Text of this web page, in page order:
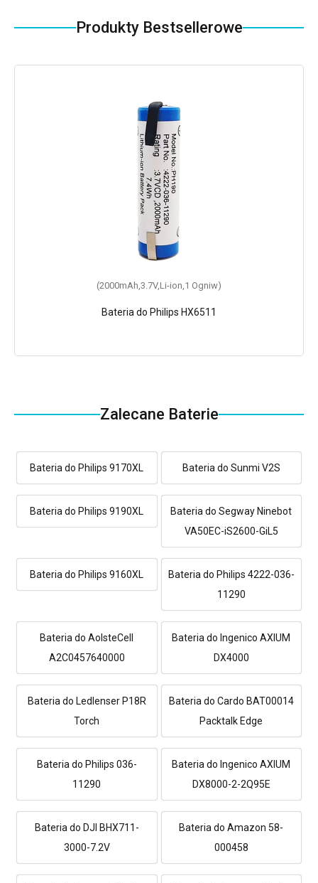
Produkty Bestsellerowe
(2000mAh,3.7V,Li-ion,1 Ogniw)
Bateria do Philips HX6511
Zalecane Baterie
Bateria do Philips 9170XL Bateria do Sunmi V2S
Bateria do Philips 9190XL
Bateria do Segway Ninebot
VA50EC-iS2600-GiL5
Bateria do Philips 9160XL
Bateria do Philips 4222-036-
11290
Bateria do AolsteCell
A2C0457640000
Bateria do Ingenico AXIUM
DX4000
Bateria do Ledlenser P18R
Torch
Bateria do Cardo BAT00014
Packtalk Edge
Bateria do Philips 036-
11290
Bateria do Ingenico AXIUM
DX8000-2-2Q95E
Bateria do DJI BHX711-
3000-7.2V
Bateria do Amazon 58-
000458